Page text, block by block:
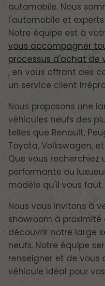
automobile. Nous
l'automobile et
Notre équipe est à
vous accompagner
processus d'achat de
, en vous offrant des
un service client
Nous proposons une
véhicules neufs des
telles que Renault,
Toyota, Volkswagen,
Que vous recherchiez
performante ou
modèle qu'il vous faut.
Nous vous invitons à
showroom à
découvrir notre large
neufs. Notre équipe
renseigner et de vous
véhicule idéal pour